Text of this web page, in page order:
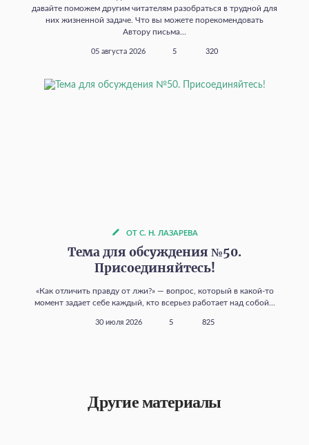
давайте поможем другим читателям разобраться в трудной для
них жизненной задаче. Что вы можете порекомендовать
Автору письма...
05 августа 2026 5 320
ОТ С. Н. ЛАЗАРЕВА
Тема для обсуждения №50.
Присоединяйтесь!
«Как отличить правду от лжи?» — вопрос, который в какой‑то
момент задает себе каждый, кто всерьез работает над собой...
30 июля 2026 5 825
Другие материалы